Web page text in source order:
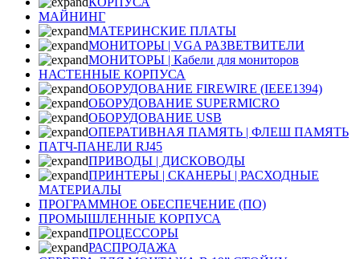
МАЙНИНГ
МАТЕРИНСКИЕ ПЛАТЫ
МОНИТОРЫ | VGA РАЗВЕТВИТЕЛИ
МОНИТОРЫ | Кабели для мониторов
НАСТЕННЫЕ КОРПУСА
ОБОРУДОВАНИЕ FIREWIRE (IEEE1394)
ОБОРУДОВАНИЕ SUPERMICRO
ОБОРУДОВАНИЕ USB
ОПЕРАТИВНАЯ ПАМЯТЬ | ФЛЕШ ПАМЯТЬ
ПАТЧ-ПАНЕЛИ RJ45
ПРИВОДЫ | ДИСКОВОДЫ
ПРИНТЕРЫ | СКАНЕРЫ | РАСХОДНЫЕ
МАТЕРИАЛЫ
ПРОГРАММНОЕ ОБЕСПЕЧЕНИЕ (ПО)
ПРОМЫШЛЕННЫЕ КОРПУСА
ПРОЦЕССОРЫ
РАСПРОДАЖА